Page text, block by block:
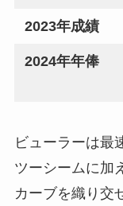
2023年成績
2024年年俸
ビューラーは最
ツーシームに加
カーブを織り交